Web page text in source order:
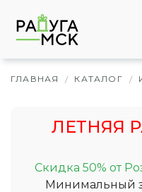
ГЛАВНАЯ / КАТАЛОГ /
ЛЕТНЯЯ
Скидка 50% от
Минимальный